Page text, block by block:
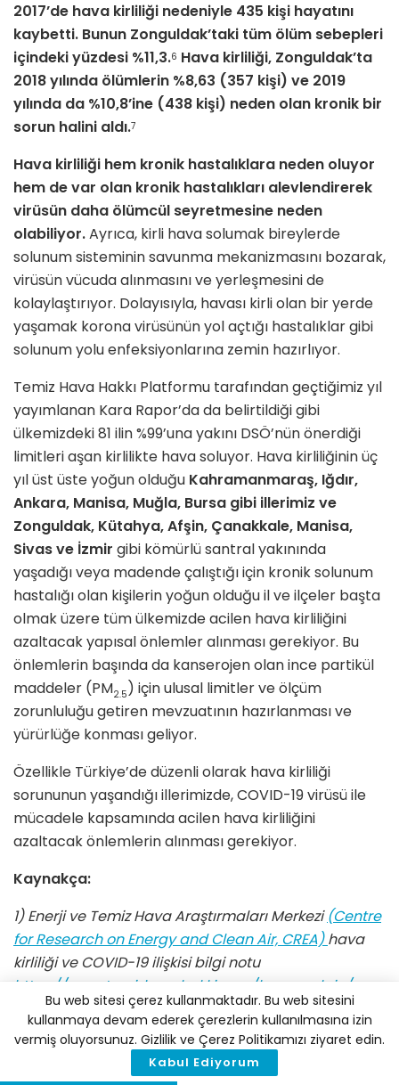
2017’de hava kirliliği nedeniyle 435 kişi hayatını
kaybetti. Bunun Zonguldak’taki tüm ölüm sebepleri
içindeki yüzdesi %11,3.6 Hava kirliliği, Zonguldak’ta
2018 yılında ölümlerin %8,63 (357 kişi) ve 2019
yılında da %10,8’ine (438 kişi) neden olan kronik bir
sorun halini aldı.7
Hava kirliliği hem kronik hastalıklara neden oluyor
hem de var olan kronik hastalıkları alevlendirerek
virüsün daha ölümcül seyretmesine neden
olabiliyor.Ayrıca, kirli hava solumak bireylerde
solunum sisteminin savunma mekanizmasını bozarak,
virüsün vücuda alınmasını ve yerleşmesini de
kolaylaştırıyor. Dolayısıyla, havası kirli olan bir yerde
yaşamak korona virüsünün yol açtığı hastalıklar gibi
solunum yolu enfeksiyonlarına zemin hazırlıyor.
Temiz Hava Hakkı Platformu tarafından geçtiğimiz yıl
yayımlanan Kara Rapor’da da belirtildiği gibi
ülkemizdeki 81 ilin %99’una yakını DSÖ’nün önerdiği
limitleri aşan kirlilikte hava soluyor. Hava kirliliğinin üç
yıl üst üste yoğun olduğu Kahramanmaraş, Iğdır,
Ankara, Manisa, Muğla, Bursa gibi illerimiz ve
Zonguldak, Kütahya, Afşin, Çanakkale, Manisa,
Sivas ve İzmir gibi kömürlü santral yakınında
yaşadığı veya madende çalıştığı için kronik solunum
hastalığı olan kişilerin yoğun olduğu il ve ilçeler başta
olmak üzere tüm ülkemizde acilen hava kirliliğini
azaltacak yapısal önlemler alınması gerekiyor. Bu
önlemlerin başında da kanserojen olan ince partikül
maddeler (PM2.5 ) için ulusal limitler ve ölçüm
zorunluluğu getiren mevzuatının hazırlanması ve
yürürlüğe konması geliyor.
Özellikle Türkiye’de düzenli olarak hava kirliliği
sorununun yaşandığı illerimizde, COVID-19 virüsü ile
mücadele kapsamında acilen hava kirliliğini
azaltacak önlemlerin alınması gerekiyor.
Kaynakça:
1) Enerji ve Temiz Hava Araştırmaları Merkezi(Centre
for Research on Energy and Clean Air, CREA)hava
kirliliği ve COVID-19 ilişkisi bilgi notu
https://www.temizhavahakki.com/hava-salgin/
2) Kara Rapor 2020: Hava Kirliliği ve Sağlık Etkileri
https://www.temizhavahakki.com/kararapor2020/
Bu web sitesi çerez kullanmaktadır. Bu web sitesini
kullanmaya devam ederek çerezlerin kullanılmasına izin
vermiş oluyorsunuz. Gizlilik ve Çerez Politikamızı ziyaret edin.
Kabul Ediyorum